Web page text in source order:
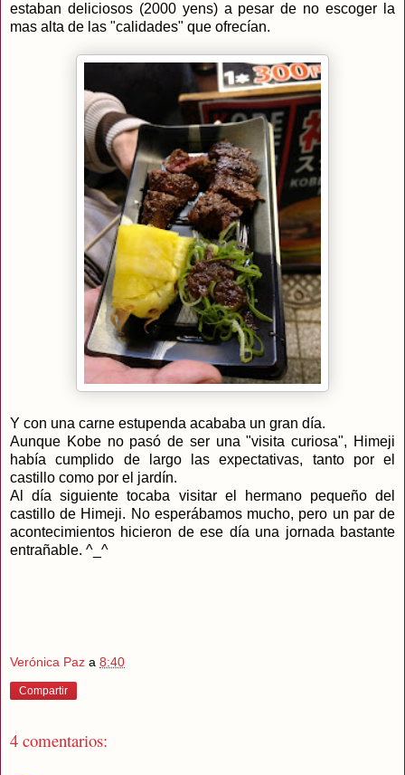
estaban deliciosos (2000 yens) a pesar de no escoger la
mas alta de las "calidades" que ofrecían.
Y con una carne estupenda acababa un gran día.
Aunque Kobe no pasó de ser una "visita curiosa", Himeji
había cumplido de largo las expectativas, tanto por el
castillo como por el jardín.
Al día siguiente tocaba visitar el hermano pequeño del
castillo de Himeji. No esperábamos mucho, pero un par de
acontecimientos hicieron de ese día una jornada bastante
entrañable. ^_^
Verónica Paz a 8:40
Compartir
4 comentarios: